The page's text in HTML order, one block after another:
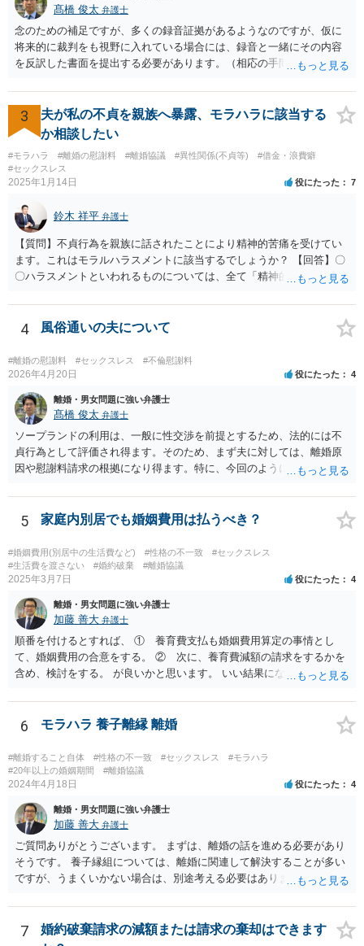
髙橋 俊太 弁護士
念のための補足ですが、多くの録音証拠があるようなのですが、仮に
将来的に裁判をも視野に入れている場合には、録音と一緒にその内容
を反訳した書面を提出する必要があります。（相応の手間と費用がか
るような合理的説明が必要とはなりますので、そのようなことが十分
に可能かどうかについて、一度は弁護士に直接相談なさった方がよい
と思います。 なお、夫や不倫相手自身が不倫の事実について（期間や
回数なども含め）認めて自白するような場合には、貴方において立証
する必要はなくなります。
3
夫が私の不貞を親族へ暴露、モラハラに該当する
か相談したい
#モラハラ #離婚の慰謝料 #離婚協議 #異性関係(不貞等)
#借金・浪費癖
#セックスレス
2025年1月14日 役にたった 7
鈴木 祥平 弁護士
【質問】不貞行為を親族に話されたことにより精神的苦痛を受けてい
ます。これはモラルハラスメントに該当するでしょうか？ 【回答】〇
〇ハラスメントといわれるものについては、全て「精神的・身体的苦
活している以上は、「精神的・身体的苦痛を与え」られることは不可
避的に生じますから、違法と評価されるためには、社会通念（常識）
を逸脱した態様・方法で精神的・身体的苦痛を与えられたといえるこ
とが必要です。 常識を逸脱したと言えるかどうかについては、必要性
や相当性という基準を使って判断をするとわかりやすいと思います。
夫婦間において今、問題が生じているということを親族には話してお
く必要はあると思われますし、常識的に見ても、また、それが親族内
にとどまる話であれば、著しく不相当なこととも言えません。ですか
ら、上記のことが社会通念を逸脱した態様・方法であるとは言えない
のではないかと思います。少なくとも、違法と評価されるハラスメン
トとは言えないでしょう。
4 風俗通いの夫について
#離婚の慰謝料 #セックスレス #不倫慰謝料
2026年4月20日 役にたった 4
離婚・男女問題に強い弁護士
髙橋 俊太 弁護士
ソープランドの利用は、一般に性交渉を前提とするため、法的には不
貞行為として評価され得ます。そのため、まず夫に対しては、離婚原
因や慰謝料請求の根拠になり得ます。特に、今回のように長期間の継
た後も続いている事情は、婚姻関係への打撃や悪質性を基礎づける事
情として主張しやすいです。一方で、ソープランドで働く女性に対す
る請求は、夫に対する請求より難しい可能性があります。店舗での接
客としての関係にとどまる場合、相手女性が夫を特別な交際相手とし
て扱っていたのか、婚姻関係を侵害するとの認識のもとで個人的関係
を持っていたのか、などが問題になります。SNSで「大好き」と送っ
ているという点は貴方としては不快にお感じだと思われますが、それ
だけで直ちに法的責任が認められるとは限りません。 現実的には、ま
ずは夫に対する対応を中心に考えるのが一般的です。離婚を求めるの
か、離婚せずに慰謝料や再発防止の誓約書を求めるのかで進め方が変
わります。証拠としては、SNS投稿、口コミ、指名履歴、プレゼント
のやり取り、県をまたいで通っていた記録などは保存しておくとよい
5 家庭内別居でも婚姻費用は払うべき？
#婚姻費用(別居中の生活費など) #性格の不一致
#セックスレス
#生活費を渡さない
#婚約破棄 #離婚協議
2025年3月7日 役にたった 4
離婚・男女問題に強い弁護士
加藤 善大 弁護士
順番を付けるとすれば、 ① 養育費支払も婚姻費用算定の事情とし
て、婚姻費用の合意をする。 ② 次に、養育費減額の請求をするかを
含め、検討をする。 が良いかと思います。 いい結果になるといいです
6 モラハラ 養子離縁 離婚
#離婚すること自体 #性格の不一致 #セックスレス
#モラハラ
#20年以上の婚姻期間
#離婚協議
2024年4月18日 役にたった 4
離婚・男女問題に強い弁護士
加藤 善大 弁護士
ご質問ありがとうございます。 まずは、離婚の話を進める必要があり
そうです。 養子縁組については、離婚に関連して解決することが多い
ですが、うまくいかない場合は、別途考える必要はあります。 離婚の
での話し合い）、裁判離婚（裁判官が離婚を認めるもの）の３種類が
あります。 離婚を希望する場合は、通常は、協議離婚を目指して当人
同士で話し合いをすることから始めますので、話し合いの準備を整え
7
婚約破棄請求の減額または請求の棄却はできます